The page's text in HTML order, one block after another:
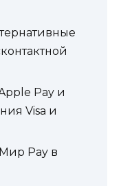
Pay и
Visa и
Pay в